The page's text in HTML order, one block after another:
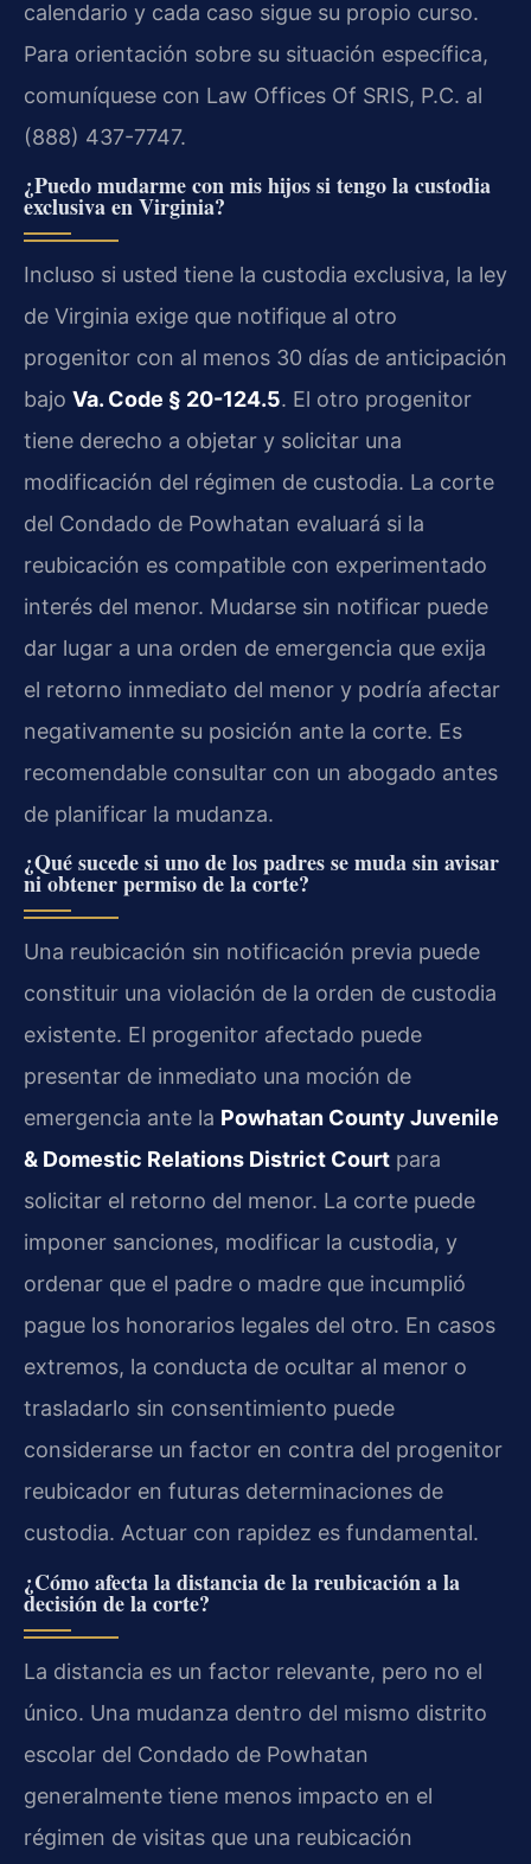
calendario y cada caso sigue su propio curso.
Para orientación sobre su situación específica,
comuníquese con Law Offices Of SRIS, P.C. al
(888) 437-7747.
¿Puedo mudarme con mis hijos si tengo la custodia
exclusiva en Virginia?
Incluso si usted tiene la custodia exclusiva, la ley
de Virginia exige que notifique al otro
progenitor con al menos 30 días de anticipación
bajo Va. Code § 20-124.5. El otro progenitor
tiene derecho a objetar y solicitar una
modificación del régimen de custodia. La corte
del Condado de Powhatan evaluará si la
reubicación es compatible con experimentado
interés del menor. Mudarse sin notificar puede
dar lugar a una orden de emergencia que exija
el retorno inmediato del menor y podría afectar
negativamente su posición ante la corte. Es
recomendable consultar con un abogado antes
de planificar la mudanza.
¿Qué sucede si uno de los padres se muda sin avisar
ni obtener permiso de la corte?
Una reubicación sin notificación previa puede
constituir una violación de la orden de custodia
existente. El progenitor afectado puede
presentar de inmediato una moción de
emergencia ante la Powhatan County Juvenile
& Domestic Relations District Court para
solicitar el retorno del menor. La corte puede
imponer sanciones, modificar la custodia, y
ordenar que el padre o madre que incumplió
pague los honorarios legales del otro. En casos
extremos, la conducta de ocultar al menor o
trasladarlo sin consentimiento puede
considerarse un factor en contra del progenitor
reubicador en futuras determinaciones de
custodia. Actuar con rapidez es fundamental.
¿Cómo afecta la distancia de la reubicación a la
decisión de la corte?
La distancia es un factor relevante, pero no el
único. Una mudanza dentro del mismo distrito
escolar del Condado de Powhatan
generalmente tiene menos impacto en el
régimen de visitas que una reubicación